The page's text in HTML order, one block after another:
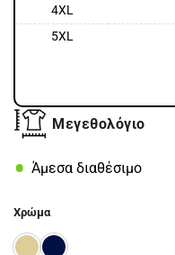
4XL
5XL
Μεγεθολόγιο
Άμεσα διαθέσιμο
Χρώμα